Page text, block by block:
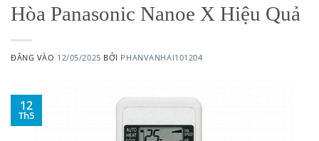
Hòa Panasonic Nanoe X Hiệu Quả
ĐĂNG VÀO 12/05/2025 BỞI PHANVANHAI101204
12
Th5